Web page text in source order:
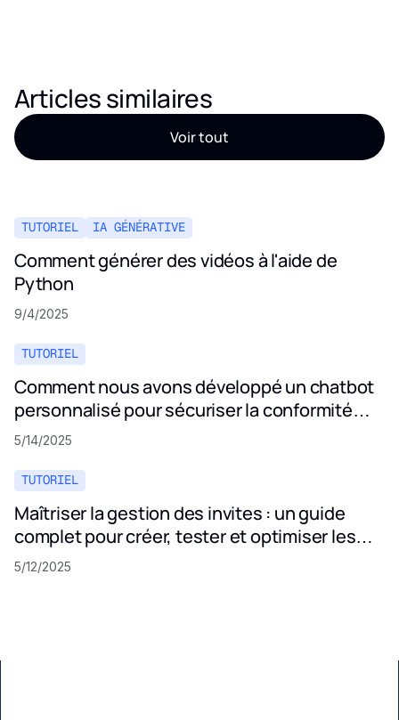
Articles similaires
Voir tout
TUTORIEL IA GÉNÉRATIVE
Comment générer des vidéos à l'aide de
Python
9/4/2025
TUTORIEL
Comment nous avons développé un chatbot
personnalisé pour sécuriser la conformité
aux politiques de confidentialité
5/14/2025
TUTORIEL
Maîtriser la gestion des invites : un guide
complet pour créer, tester et optimiser les
invites LLM
5/12/2025